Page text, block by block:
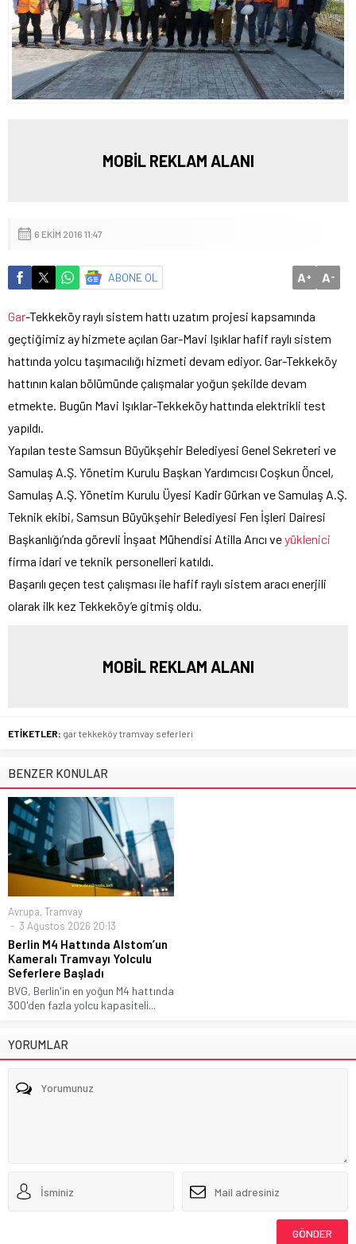
MOBİL REKLAM ALANI
6 EKIM 2016 11:47
ABONE OL A+ A-
Gar-Tekkeköy raylı sistem hattı uzatım projesi kapsamında
geçtiğimiz ay hizmete açılan Gar-Mavi Işıklar hafif raylı sistem
hattında yolcu taşımacılığı hizmeti devam ediyor. Gar-Tekkeköy
hattının kalan bölümünde çalışmalar yoğun şekilde devam
etmekte. Bugün Mavi Işıklar-Tekkeköy hattında elektrikli test
yapıldı.
Yapılan teste Samsun Büyükşehir Belediyesi Genel Sekreteri ve
Samulaş A.Ş. Yönetim Kurulu Başkan Yardımcısı Coşkun Öncel,
Samulaş A.Ş. Yönetim Kurulu Üyesi Kadir Gürkan ve Samulaş A.Ş.
Teknik ekibi, Samsun Büyükşehir Belediyesi Fen İşleri Dairesi
Başkanlığı’nda görevli İnşaat Mühendisi Atilla Arıcı veyüklenici
firma idari ve teknik personelleri katıldı.
Başarılı geçen test çalışması ile hafif raylı sistem aracı enerjili
olarak ilk kez Tekkeköy’e gitmiş oldu.
MOBİL REKLAM ALANI
ETİKETLER: gar tekkeköy tramvay seferleri
BENZER KONULAR
Avrupa, Tramvay
3 Ağustos 2026 20:13
Berlin M4 Hattında Alstom’un
Kameralı Tramvayı Yolculu
Seferlere Başladı
BVG, Berlin'in en yoğun M4 hattında
300'den fazla yolcu kapasiteli...
YORUMLAR